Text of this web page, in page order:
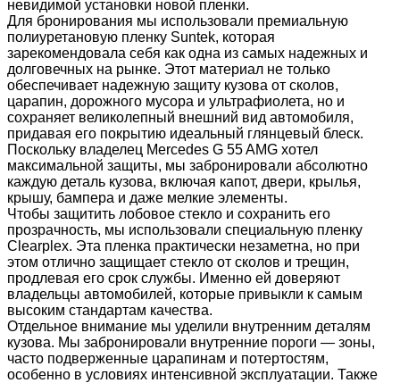
невидимой установки новой пленки.
Для бронирования мы использовали премиальную
полиуретановую пленку Suntek, которая
зарекомендовала себя как одна из самых надежных и
долговечных на рынке. Этот материал не только
обеспечивает надежную защиту кузова от сколов,
царапин, дорожного мусора и ультрафиолета, но и
сохраняет великолепный внешний вид автомобиля,
придавая его покрытию идеальный глянцевый блеск.
Поскольку владелец Mercedes G 55 AMG хотел
максимальной защиты, мы забронировали абсолютно
каждую деталь кузова, включая капот, двери, крылья,
крышу, бампера и даже мелкие элементы.
Чтобы защитить лобовое стекло и сохранить его
прозрачность, мы использовали специальную пленку
Clearplex. Эта пленка практически незаметна, но при
этом отлично защищает стекло от сколов и трещин,
продлевая его срок службы. Именно ей доверяют
владельцы автомобилей, которые привыкли к самым
высоким стандартам качества.
Отдельное внимание мы уделили внутренним деталям
кузова. Мы забронировали внутренние пороги — зоны,
часто подверженные царапинам и потертостям,
особенно в условиях интенсивной эксплуатации. Также